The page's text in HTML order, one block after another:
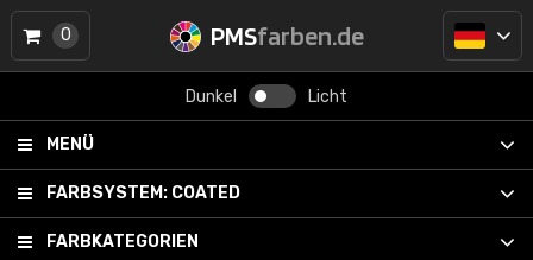
PMSfarben.de
Dunkel Licht
MENÜ
FARBSYSTEM: COATED
FARBKATEGORIEN
0